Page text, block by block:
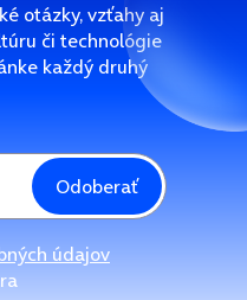
otázky, vzťahy aj
či technológie
každý druhý
Odoberať
údajov